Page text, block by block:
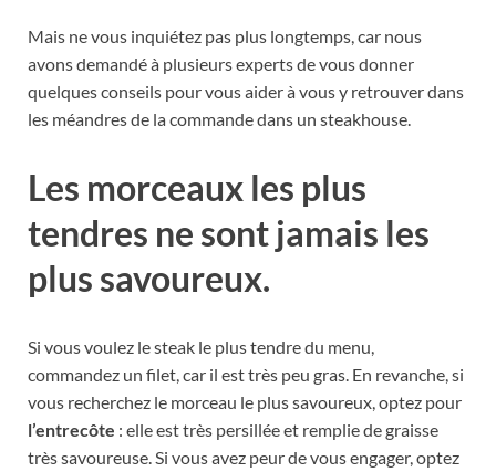
Mais ne vous inquiétez pas plus longtemps, car nous
avons demandé à plusieurs experts de vous donner
quelques conseils pour vous aider à vous y retrouver dans
les méandres de la commande dans un steakhouse.
Les morceaux les plus
tendres ne sont jamais les
plus savoureux.
Si vous voulez le steak le plus tendre du menu,
commandez un filet, car il est très peu gras. En revanche, si
vous recherchez le morceau le plus savoureux, optez pour
l’entrecôte : elle est très persillée et remplie de graisse
très savoureuse. Si vous avez peur de vous engager, optez